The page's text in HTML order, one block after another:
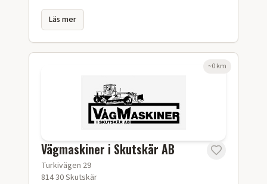
Läs mer
Vägmaskiner i Skutskär AB
Turkivägen 29
814 30Skutskär
~0km